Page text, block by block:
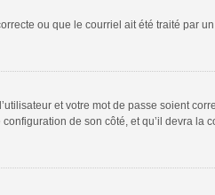
ou que le courriel ait été traité par
et votre mot de passe soient
de son côté, et qu’il devra la